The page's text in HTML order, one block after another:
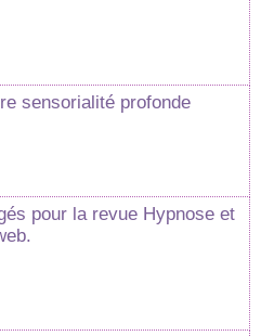
sensorialité profonde
pour la revue Hypnose et